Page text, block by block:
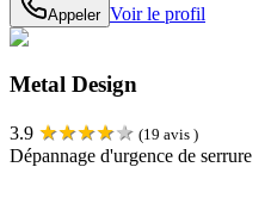
Appeler Voir le profil
Metal Design
3.9 ★★★★★ (19 avis )
Dépannage d'urgence de serrure